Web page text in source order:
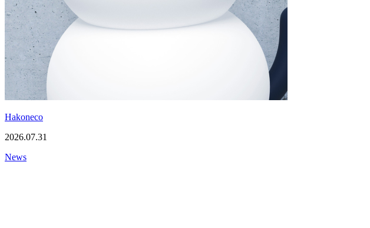
Hakoneco
2026.07.31
News